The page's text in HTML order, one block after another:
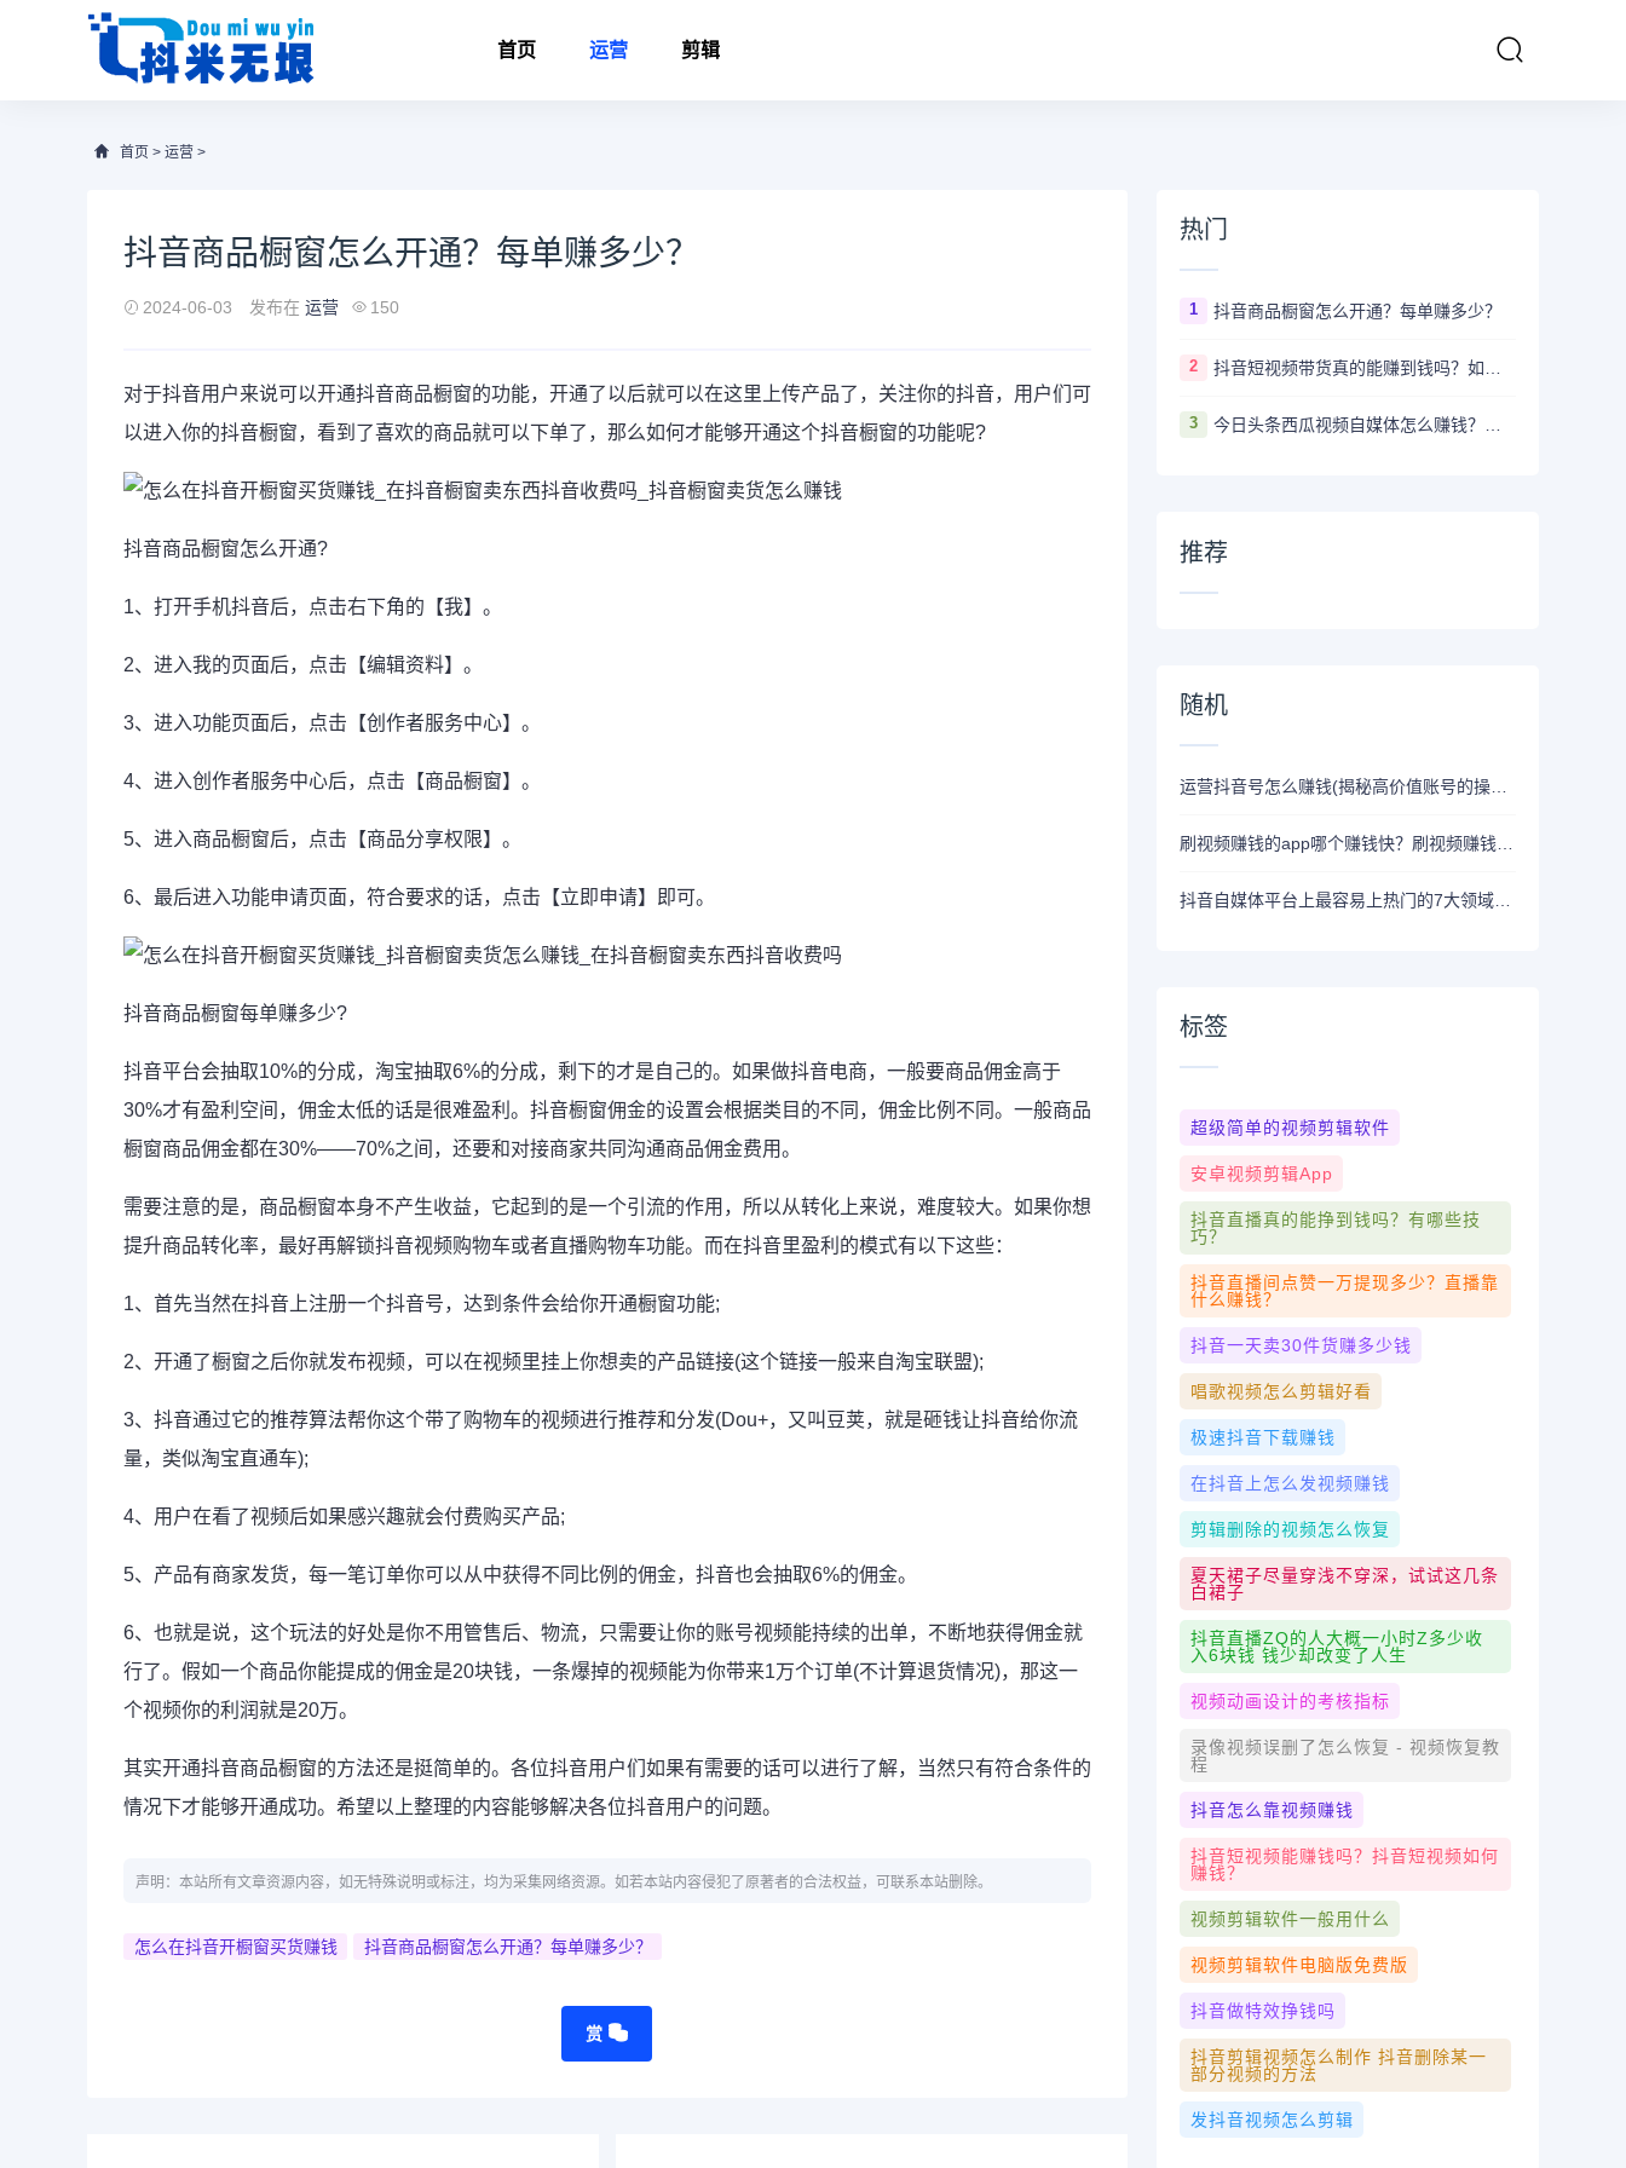
首页 运营 剪辑
首页 > 运营 >
抖音商品橱窗怎么开通？每单赚多少？
2024-06-03 发布在 运营 150
对于抖音用户来说可以开通抖音商品橱窗的功能，开通了以后就可以在这里上传产品了，关注你的抖音，用户们可
以进入你的抖音橱窗，看到了喜欢的商品就可以下单了，那么如何才能够开通这个抖音橱窗的功能呢?
抖音商品橱窗怎么开通?
1、打开手机抖音后，点击右下角的【我】。
2、进入我的页面后，点击【编辑资料】。
3、进入功能页面后，点击【创作者服务中心】。
4、进入创作者服务中心后，点击【商品橱窗】。
5、进入商品橱窗后，点击【商品分享权限】。
6、最后进入功能申请页面，符合要求的话，点击【立即申请】即可。
抖音商品橱窗每单赚多少?
抖音平台会抽取10%的分成，淘宝抽取6%的分成，剩下的才是自己的。如果做抖音电商，一般要商品佣金高于
30%才有盈利空间，佣金太低的话是很难盈利。抖音橱窗佣金的设置会根据类目的不同，佣金比例不同。一般商品
橱窗商品佣金都在30%——70%之间，还要和对接商家共同沟通商品佣金费用。
需要注意的是，商品橱窗本身不产生收益，它起到的是一个引流的作用，所以从转化上来说，难度较大。如果你想
提升商品转化率，最好再解锁抖音视频购物车或者直播购物车功能。而在抖音里盈利的模式有以下这些：
1、首先当然在抖音上注册一个抖音号，达到条件会给你开通橱窗功能;
2、开通了橱窗之后你就发布视频，可以在视频里挂上你想卖的产品链接(这个链接一般来自淘宝联盟);
3、抖音通过它的推荐算法帮你这个带了购物车的视频进行推荐和分发(Dou+，又叫豆荚，就是砸钱让抖音给你流
量，类似淘宝直通车);
4、用户在看了视频后如果感兴趣就会付费购买产品;
5、产品有商家发货，每一笔订单你可以从中获得不同比例的佣金，抖音也会抽取6%的佣金。
6、也就是说，这个玩法的好处是你不用管售后、物流，只需要让你的账号视频能持续的出单，不断地获得佣金就
行了。假如一个商品你能提成的佣金是20块钱，一条爆掉的视频能为你带来1万个订单(不计算退货情况)，那这一
个视频你的利润就是20万。
其实开通抖音商品橱窗的方法还是挺简单的。各位抖音用户们如果有需要的话可以进行了解，当然只有符合条件的
情况下才能够开通成功。希望以上整理的内容能够解决各位抖音用户的问题。
声明：本站所有文章资源内容，如无特殊说明或标注，均为采集网络资源。如若本站内容侵犯了原著者的合法权益，可联系本站删除。
怎么在抖音开橱窗买货赚钱 抖音商品橱窗怎么开通？每单赚多少？
赏
热门
1 抖音商品橱窗怎么开通？每单赚多少？
2
3
推荐
随机
标签
超级简单的视频剪辑软件
安卓视频剪辑app
抖音直播真的能挣到钱吗？有哪些技
巧？
抖音直播间点赞一万提现多少？直播靠
什么赚钱？
抖音一天卖30件货赚多少钱
唱歌视频怎么剪辑好看
极速抖音下载赚钱
在抖音上怎么发视频赚钱
剪辑删除的视频怎么恢复
夏天裙子尽量穿浅不穿深，试试这几条
白裙子
抖音直播ZQ的人大概一小时Z多少收
入6块钱 钱少却改变了人生
视频动画设计的考核指标
录像视频误删了怎么恢复 - 视频恢复教
程
抖音怎么靠视频赚钱
抖音短视频能赚钱吗？抖音短视频如何
赚钱？
视频剪辑软件一般用什么
视频剪辑软件电脑版免费版
抖音做特效挣钱吗
抖音剪辑视频怎么制作 抖音删除某一
部分视频的方法
发抖音视频怎么剪辑